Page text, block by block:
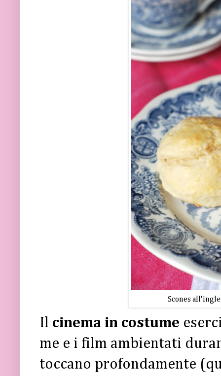
Scones
Il cinema in costume
me e i film ambientati
toccano profondamente